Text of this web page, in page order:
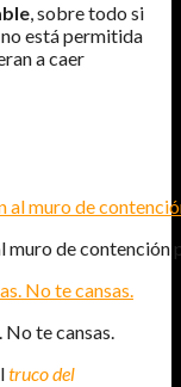
, sobre todo si
está permitida
a caer
muro de contención
te cansas.
truco del